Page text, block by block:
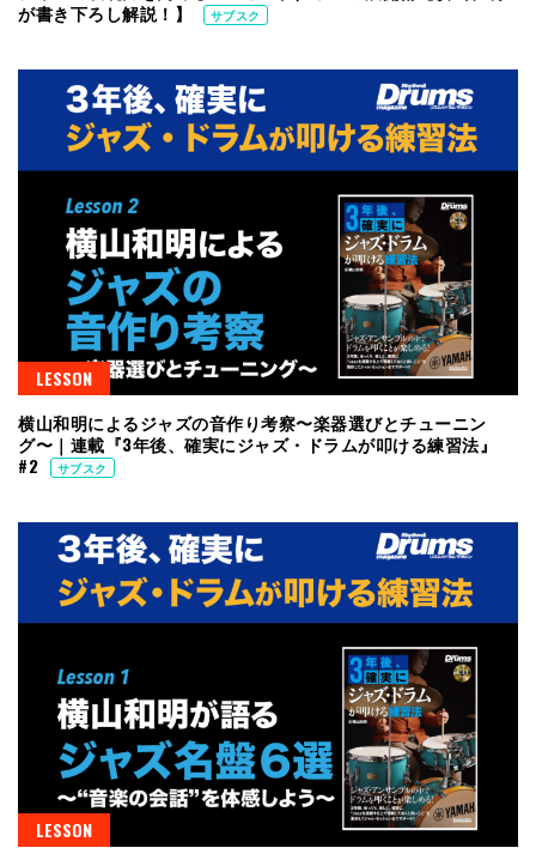
が書き下ろし解説！】
サブスク
LESSON
横山和明によるジャズの音作り考察〜楽器選びとチューニン
グ〜｜連載『3年後、確実にジャズ・ドラムが叩ける練習法』
#2
サブスク
LESSON